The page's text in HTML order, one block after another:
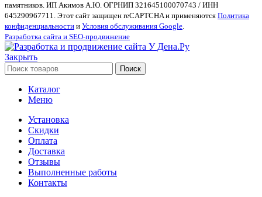
памятников. ИП Акимов А.Ю. ОГРНИП 321645100070743 / ИНН
645290967711. Этот сайт защищен reCAPTCHA и применяются Политика
конфиденциальности и Условия обслуживания Google.
Разработка сайта и SEO-продвижение
Закрыть
Поиск
Каталог
Меню
Установка
Скидки
Оплата
Доставка
Отзывы
Выполненные работы
Контакты